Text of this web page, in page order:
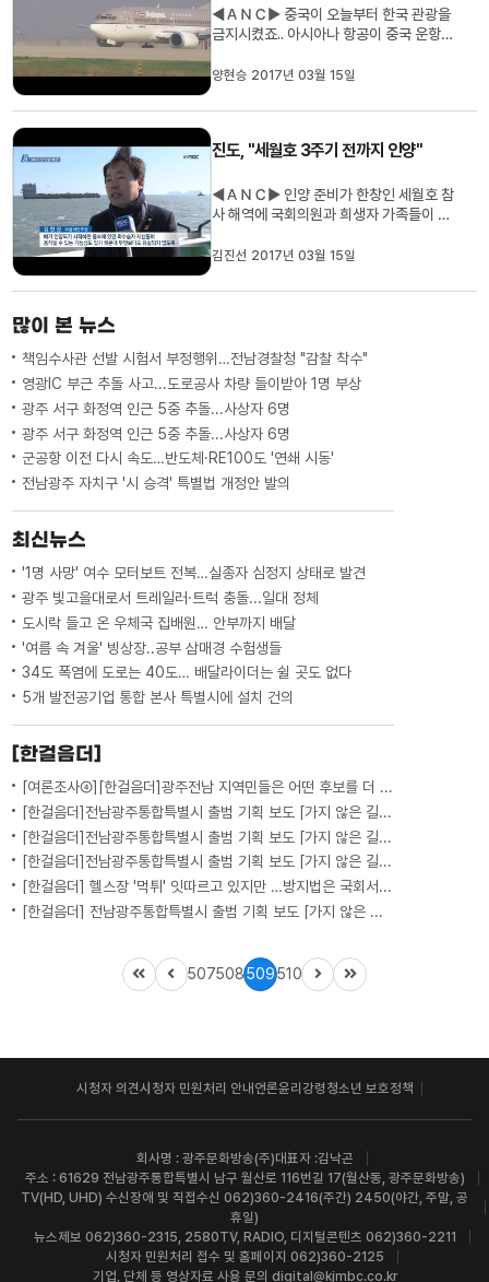
◀ＡＮＣ▶ 중국이 오늘부터 한국 관광을
금지시켰죠.. 아시아나 항공이 중국 운항을
다. 양현승 기자입니다. ◀ＥＮＤ▶ ◀Ｖ
은 중국동방항공과 아시아나항공 등 2편.
승률이 37%로 저조합니다. 특히 아...
양현승 2017년 03월 15일
진도, "세월호 3주기 전까지 인양"
◀ＡＮＣ▶ 인양 준비가 한창인 세월호 참
사 해역에 국회의원과 희생자 가족들이 방
체를 인양해 목포신항에 거치하겠다고 밝
ＥＮＤ▶ ◀ＶＣＲ▶ 세월호 선체를 줄로
김진선 2017년 03월 15일
많이 본 뉴스
책임수사관 선발 시험서 부정행위…전남경찰청 "감찰 착수"
영광IC 부근 추돌 사고...도로공사 차량 들이받아 1명 부상
광주 서구 화정역 인근 5중 추돌...사상자 6명
광주 서구 화정역 인근 5중 추돌...사상자 6명
군공항 이전 다시 속도…반도체·RE100도 '연쇄 시동'
전남광주 자치구 '시 승격' 특별법 개정안 발의
최신뉴스
'1명 사망' 여수 모터보트 전복…실종자 심정지 상태로 발견
광주 빛고을대로서 트레일러·트럭 충돌...일대 정체
도시락 들고 온 우체국 집배원… 안부까지 배달
'여름 속 겨울' 빙상장..공부 삼매경 수험생들
34도 폭염에 도로는 40도… 배달라이더는 쉴 곳도 없다
5개 발전공기업 통합 본사 특별시에 설치 건의
[한걸음더]
[여론조사④][한걸음더]광주전남 지역민들은 어떤 후보를 더 선호할까.. 변수는?
[한걸음더]전남광주통합특별시 출범 기획 보도 [가지 않은 길] 5편 프랑스 헌법에 새긴 '지방 분권'..전남광주 통합 성공 조건은?
[한걸음더]전남광주통합특별시 출범 기획 보도 [가지 않은 길] 4편 프랑스 지역 통합 10년 성적표
[한걸음더]전남광주통합특별시 출범 기획 보도 [가지 않은 길] 3편 프랑스 통합 10년 지났지만..."우린 여전히 알자스인"
[한걸음더] 헬스장 '먹튀' 잇따르고 있지만 …방지법은 국회서 낮잠
[한걸음더] 전남광주통합특별시 출범 기획 보도 [가지 않은 길] 2편 지방이 주도한 투자..'유럽 상위 5개 지역' 도약 비결은?
507508509510
시청자 의견시청자 민원처리 안내언론윤리강령 청소년 보호정책
회사명 : 광주문화방송(주)대표자 :김낙곤
주소 : 61629 전남광주통합특별시 남구 월산로 116번길 17(월산동, 광주문화방송)
TV(HD, UHD) 수신장애 및 직접수신 062)360-2416(주간) 2450(야간, 주말, 공
휴일)
뉴스제보 062)360-2315, 2580TV, RADIO, 디지털콘텐츠 062)360-2211
시청자 민원처리 접수 및 홈페이지 062)360-2125
기업, 단체 등 영상자료 사용 문의 digital@kjmbc.co.kr